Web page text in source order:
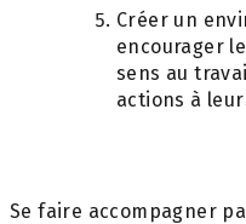
Créer un
encourager
sens au
actions à
Se faire accompagner